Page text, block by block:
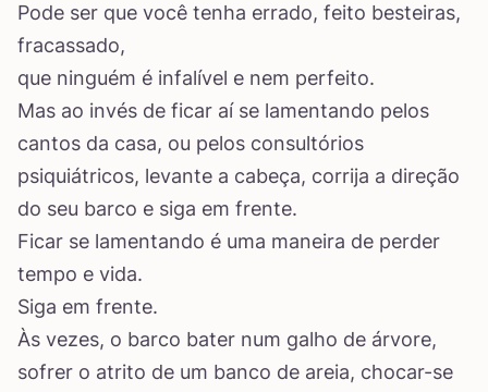
Pode ser que você tenha errado, feito besteiras,
fracassado,
que ninguém é infalível e nem perfeito.
Mas ao invés de ficar aí se lamentando pelos
cantos da casa, ou pelos consultórios
psiquiátricos, levante a cabeça, corrija a direção
do seu barco e siga em frente.
Ficar se lamentando é uma maneira de perder
tempo e vida.
Siga em frente.
Às vezes, o barco bater num galho de árvore,
sofrer o atrito de um banco de areia, chocar-se